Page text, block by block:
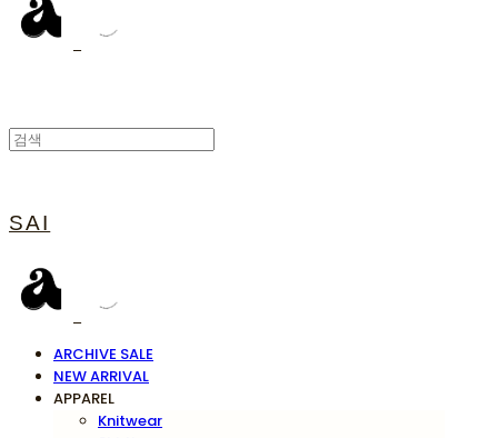
SAI
ARCHIVE SALE
NEW ARRIVAL
APPAREL
Knitwear